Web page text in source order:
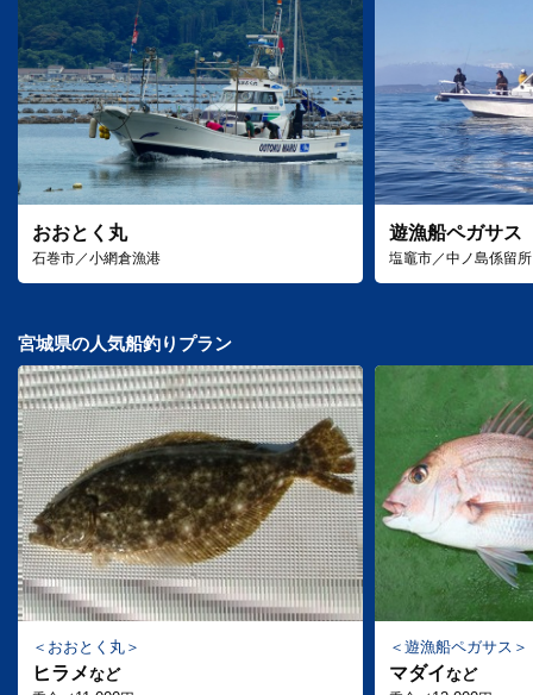
おおとく丸
石巻市／小網倉漁港
遊漁船ペガサス
塩竈市／中ノ島係留所
宮城県の人気船釣りプラン
おおとく丸
ヒラメなど
遊漁船ペガサス
マダイなど